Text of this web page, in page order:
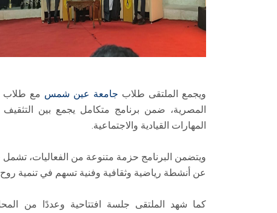
ويجمع الملتقى طلاب جامعة عين شمس مع طلاب
المصرية، ضمن برنامج متكامل يجمع بين التثقيف
المهارات القيادية والاجتماعية.
ويتضمن البرنامج حزمة متنوعة من الفعاليات،
عن أنشطة رياضية وثقافية وفنية تسهم في تنمية
كما شهد الملتقى جلسة افتتاحية وعددًا من